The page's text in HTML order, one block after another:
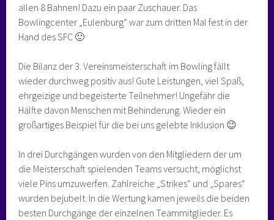
allen 8 Bahnen! Dazu ein paar Zuschauer. Das
Bowlingcenter „Eulenburg“ war zum dritten Mal fest in der
Hand des SFC 🙂
Die Bilanz der 3. Vereinsmeisterschaft im Bowling fällt
wieder durchweg positiv aus! Gute Leistungen, viel Spaß,
ehrgeizige und begeisterte Teilnehmer! Ungefähr die
Hälfte davon Menschen mit Behinderung. Wieder ein
großartiges Beispiel für die bei uns gelebte Inklusion 😉
In drei Durchgängen wurden von den Mitgliedern der um
die Meisterschaft spielenden Teams versucht, möglichst
viele Pins umzuwerfen. Zahlreiche „Strikes“ und „Spares“
wurden bejubelt. In die Wertung kamen jeweils die beiden
besten Durchgänge der einzelnen Teammitglieder. Es